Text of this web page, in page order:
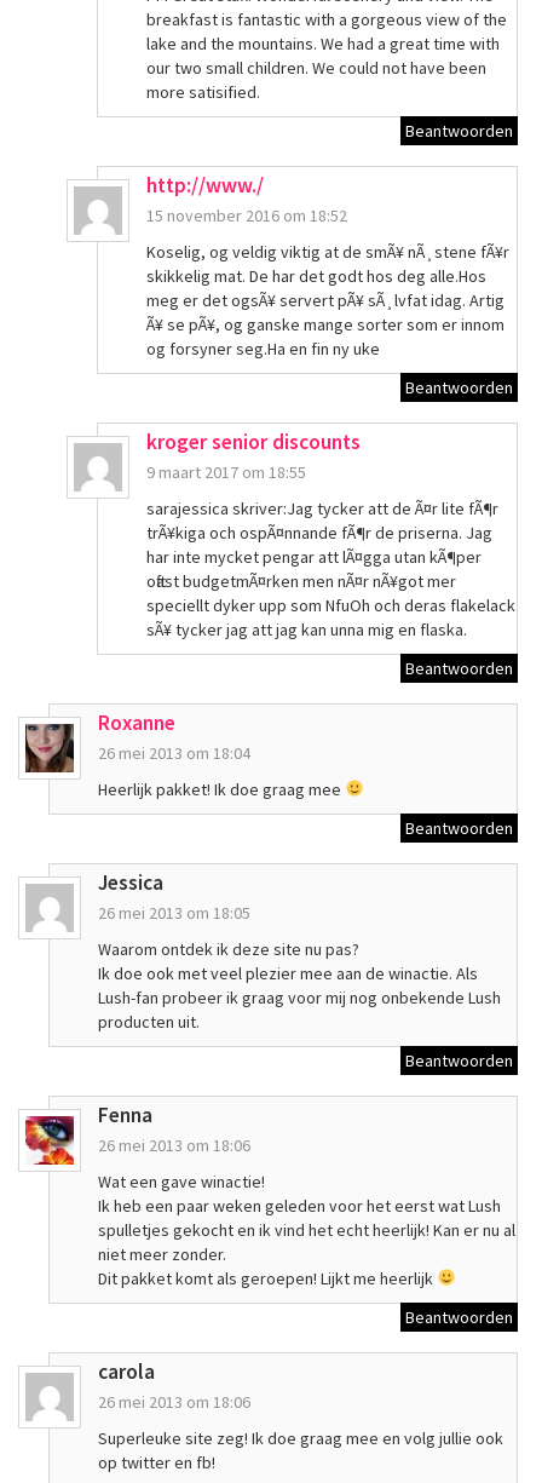
breakfast is fantastic with a gorgeous view of the
lake and the mountains. We had a great time with
our two small children. We could not have been
more satisified.
Beantwoorden
http://www./
15 november 2016 om 18:52
Koselig, og veldig viktig at de smÃ¥ nÃ¸stene fÃ¥r
skikkelig mat. De har det godt hos deg alle.Hos
meg er det ogsÃ¥ servert pÃ¥ sÃ¸lvfat idag. Artig
Ã¥ se pÃ¥, og ganske mange sorter som er innom
og forsyner seg.Ha en fin ny uke
Beantwoorden
kroger senior discounts
9 maart 2017 om 18:55
sarajessica skriver:Jag tycker att de Ã¤r lite fÃ¶r
trÃ¥kiga och ospÃ¤nnande fÃ¶r de priserna. Jag
har inte mycket pengar att lÃ¤gga utan kÃ¶per
oftast budgetmÃ¤rken men nÃ¤r nÃ¥got mer
speciellt dyker upp som NfuOh och deras flakelack
sÃ¥ tycker jag att jag kan unna mig en flaska.
Beantwoorden
Roxanne
26 mei 2013 om 18:04
Heerlijk pakket! Ik doe graag mee
Beantwoorden
Jessica
26 mei 2013 om 18:05
Waarom ontdek ik deze site nu pas?
Ik doe ook met veel plezier mee aan de winactie. Als
Lush-fan probeer ik graag voor mij nog onbekende Lush
producten uit.
Beantwoorden
Fenna
26 mei 2013 om 18:06
Wat een gave winactie!
Ik heb een paar weken geleden voor het eerst wat Lush
spulletjes gekocht en ik vind het echt heerlijk! Kan er nu al
niet meer zonder.
Dit pakket komt als geroepen! Lijkt me heerlijk
Beantwoorden
carola
26 mei 2013 om 18:06
Superleuke site zeg! Ik doe graag mee en volg jullie ook
op twitter en fb!